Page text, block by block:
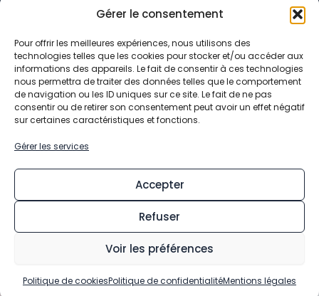
Gérer le consentement
Pour offrir les meilleures expériences, nous utilisons des
technologies telles que les cookies pour stocker et/ou accéder aux
informations des appareils. Le fait de consentir à ces technologies
nous permettra de traiter des données telles que le comportement
de navigation ou les ID uniques sur ce site. Le fait de ne pas
consentir ou de retirer son consentement peut avoir un effet négatif
sur certaines caractéristiques et fonctions.
Gérer les services
Accepter
Refuser
Voir les préférences
Politique de cookiesPolitique de confidentialitéMentions légales
Informations
Plan de site
Politique de confidentialité
Politique de cookies
Données personnelles
© 2026 Mairie de Chevry-Cossigny
f in